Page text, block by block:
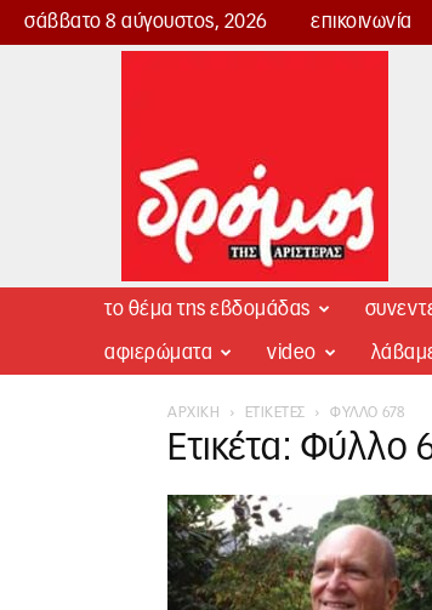
σάββατο 8 αύγουστος, 2026 επικοινωνία
Δρόμος
το θέμα της εβδομάδας
αφιερώματα video
ΑΡΧΙΚΉ ΕΤΙΚΈΤΕΣ ΦΎΛΛΟ 678
Ετικέτα: Φύλλο